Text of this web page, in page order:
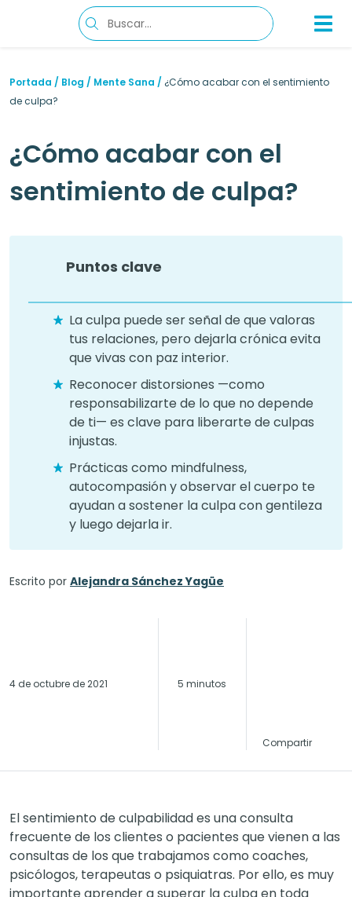
Portada / Blog / Mente Sana / ¿Cómo acabar con el sentimiento
de culpa?
¿Cómo acabar con el
sentimiento de culpa?
Puntos clave
La culpa puede ser señal de que valoras
tus relaciones, pero dejarla crónica evita
que vivas con paz interior.
Reconocer distorsiones —como
responsabilizarte de lo que no depende
de ti— es clave para liberarte de culpas
injustas.
Prácticas como mindfulness,
autocompasión y observar el cuerpo te
ayudan a sostener la culpa con gentileza
y luego dejarla ir.
Escrito por Alejandra Sánchez Yagüe
4 de octubre de 2021 5 minutos
Compartir
El sentimiento de culpabilidad es una consulta
frecuente de los clientes o pacientes que vienen a las
consultas de los que trabajamos como coaches,
psicólogos, terapeutas o psiquiatras. Por ello, es muy